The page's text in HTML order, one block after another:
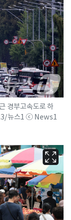
경부고속도로 하
뉴스1 ⓒ News1